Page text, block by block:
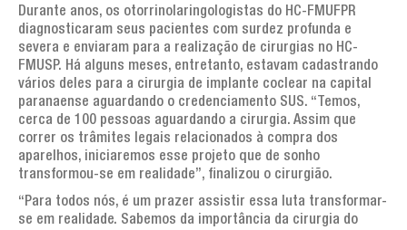
Durante anos, os otorrinolaringologistas do HC-FMUFPR
diagnosticaram seus pacientes com surdez profunda e
severa e enviaram para a realização de cirurgias no HC-
FMUSP. Há alguns meses, entretanto, estavam cadastrando
vários deles para a cirurgia de implante coclear na capital
paranaense aguardando o credenciamento SUS. “Temos,
cerca de 100 pessoas aguardando a cirurgia. Assim que
correr os trâmites legais relacionados à compra dos
aparelhos, iniciaremos esse projeto que de sonho
transformou-se em realidade”, finalizou o cirurgião.
“Para todos nós, é um prazer assistir essa luta transformar-
se em realidade. Sabemos da importância da cirurgia do